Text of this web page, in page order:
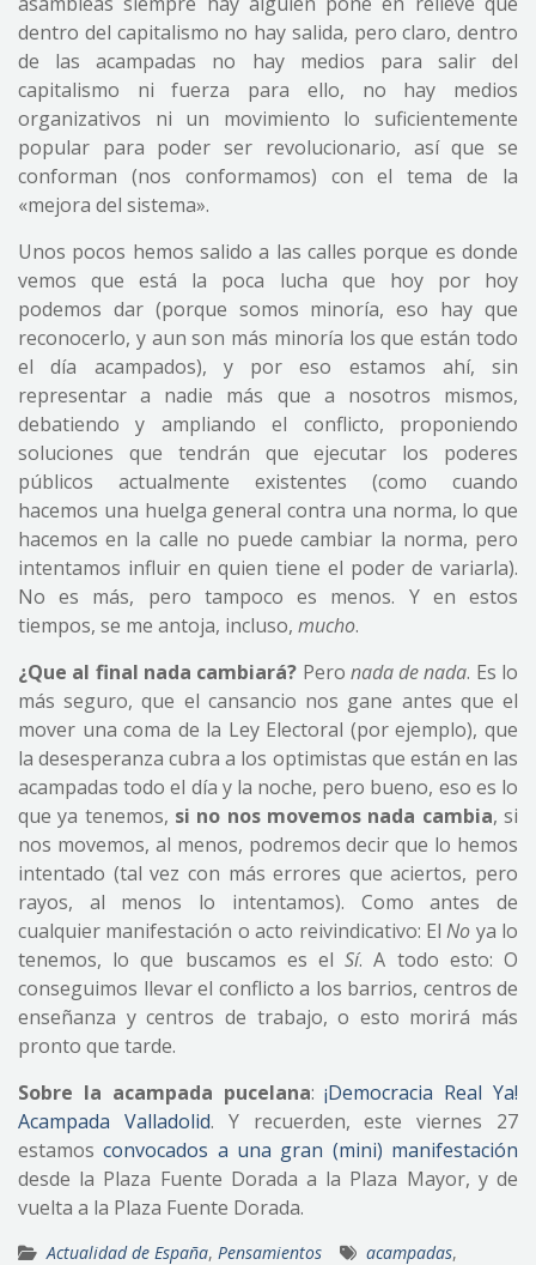
dentro del capitalismo no hay salida, pero claro, dentro
de las acampadas no hay medios para salir del
capitalismo ni fuerza para ello, no hay medios
organizativos ni un movimiento lo suficientemente
popular para poder ser revolucionario, así que se
conforman (nos conformamos) con el tema de la
«mejora del sistema».
Unos pocos hemos salido a las calles porque es donde
vemos que está la poca lucha que hoy por hoy
podemos dar (porque somos minoría, eso hay que
reconocerlo, y aun son más minoría los que están todo
el día acampados), y por eso estamos ahí, sin
representar a nadie más que a nosotros mismos,
debatiendo y ampliando el conflicto, proponiendo
soluciones que tendrán que ejecutar los poderes
públicos actualmente existentes (como cuando
hacemos una huelga general contra una norma, lo que
hacemos en la calle no puede cambiar la norma, pero
intentamos influir en quien tiene el poder de variarla).
No es más, pero tampoco es menos. Y en estos
tiempos, se me antoja, incluso, mucho.
¿Que al final nada cambiará? Pero nada de nada. Es lo
más seguro, que el cansancio nos gane antes que el
mover una coma de la Ley Electoral (por ejemplo), que
la desesperanza cubra a los optimistas que están en las
acampadas todo el día y la noche, pero bueno, eso es lo
que ya tenemos, si no nos movemos nada cambia, si
nos movemos, al menos, podremos decir que lo hemos
intentado (tal vez con más errores que aciertos, pero
rayos, al menos lo intentamos). Como antes de
cualquier manifestación o acto reivindicativo: ElNo ya lo
tenemos, lo que buscamos es elSí. A todo esto: O
conseguimos llevar el conflicto a los barrios, centros de
enseñanza y centros de trabajo, o esto morirá más
pronto que tarde.
Sobre la acampada pucelana:¡Democracia Real Ya!
Acampada Valladolid. Y recuerden, este viernes 27
estamosconvocados a una gran (mini) manifestación
desde la Plaza Fuente Dorada a la Plaza Mayor, y de
vuelta a la Plaza Fuente Dorada.
Actualidad de España, Pensamientos acampadas,